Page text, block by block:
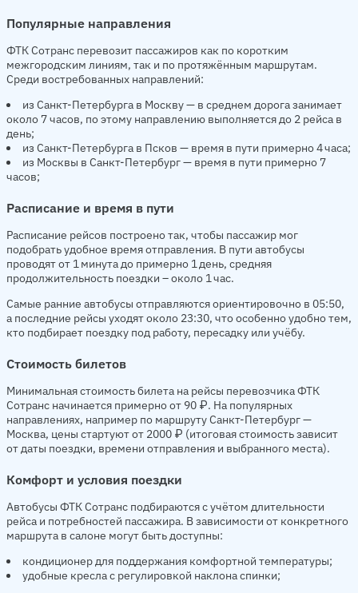
Популярные направления
ФТК Сотранс перевозит пассажиров как по коротким
межгородским линиям, так и по протяжённым маршрутам.
Среди востребованных направлений:
из Санкт-Петербурга в Москву — в среднем дорога занимает
около 7 часов, по этому направлению выполняется до 2 рейса в
день;
из Санкт-Петербурга в Псков — время в пути примерно 4 часа;
из Москвы в Санкт-Петербург — время в пути примерно 7
часов;
Расписание и время в пути
Расписание рейсов построено так, чтобы пассажир мог
подобрать удобное время отправления. В пути автобусы
проводят от 1 минута до примерно 1 день, средняя
продолжительность поездки – около 1 час.
Самые ранние автобусы отправляются ориентировочно в 05:50,
а последние рейсы уходят около 23:30, что особенно удобно тем,
кто подбирает поездку под работу, пересадку или учёбу.
Стоимость билетов
Минимальная стоимость билета на рейсы перевозчика ФТК
Сотранс начинается примерно от 90 ₽. На популярных
направлениях, например по маршруту Санкт-Петербург —
Москва, цены стартуют от 2000 ₽ (итоговая стоимость зависит
от даты поездки, времени отправления и выбранного места).
Комфорт и условия поездки
Автобусы ФТК Сотранс подбираются с учётом длительности
рейса и потребностей пассажира. В зависимости от конкретного
маршрута в салоне могут быть доступны:
кондиционер для поддержания комфортной температуры;
удобные кресла с регулировкой наклона спинки;